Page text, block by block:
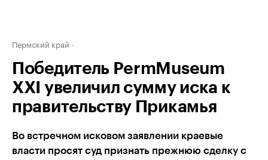
Пермский край
Победитель PermMuseum
XXI увеличил сумму иска к
правительству Прикамья
Во встречном исковом заявлении краевые
власти просят суд признать прежнюю сделку с